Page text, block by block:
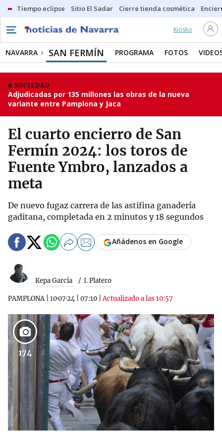
Tiempo eclipse Sitio El Sadar Cierre tienda cosmética
Kiosko
NAVARRA SAN FERMÍN PROGRAMA FOTOS
SOCIEDAD
Adjudicadas por 135 millones las obras de la nueva
variante entre Pamplona y Jaca
El cuarto encierro de San
Fermín 2024: los toros de
Fuente Ymbro, lanzados a
meta
De nuevo fugaz carrera de las astifina ganadería
gaditana, completada en 2 minutos y 18 segundos
Kepa García I. Platero
PAMPLONA| 10·07·24 07:10 |Actualizado a las 10:57
Añádenos en Google
174